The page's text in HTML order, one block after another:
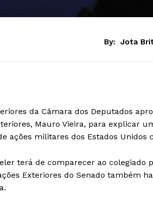
By: Jota
da Câmara dos Deputados
Mauro Vieira, para explicar
ações militares dos Estados Unidos
terá de comparecer ao colegiado
Exteriores do Senado também